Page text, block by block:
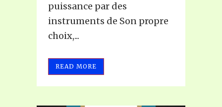
puissance par des
instruments de Son propre
choix,...
READ MORE